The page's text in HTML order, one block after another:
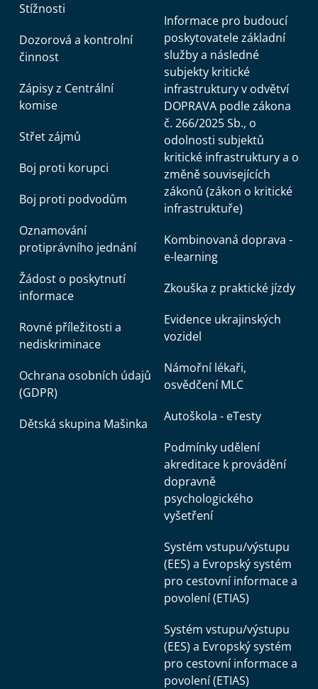
Stížnosti
Dozorová a kontrolní
činnost
Zápisy z Centrální
komise
Střet zájmů
Boj proti korupci
Boj proti podvodům
Oznamování
protiprávního jednání
Žádost o poskytnutí
informace
Rovné příležitosti a
nediskriminace
Ochrana osobních údajů
(GDPR)
Dětská skupina Mašinka
Informace pro budoucí
poskytovatele základní
služby a následné
subjekty kritické
infrastruktury v odvětví
DOPRAVA podle zákona
č. 266/2025 Sb., o
odolnosti subjektů
kritické infrastruktury a o
změně souvisejících
zákonů (zákon o kritické
infrastruktuře)
Kombinovaná doprava -
e-learning
Zkouška z praktické jízdy
Evidence ukrajinských
vozidel
Námořní lékaři,
osvědčení MLC
Autoškola - eTesty
Podmínky udělení
akreditace k provádění
dopravně
psychologického
vyšetření
Systém vstupu/výstupu
(EES) a Evropský systém
pro cestovní informace a
povolení (ETIAS)
Systém vstupu/výstupu
(EES) a Evropský systém
pro cestovní informace a
povolení (ETIAS)